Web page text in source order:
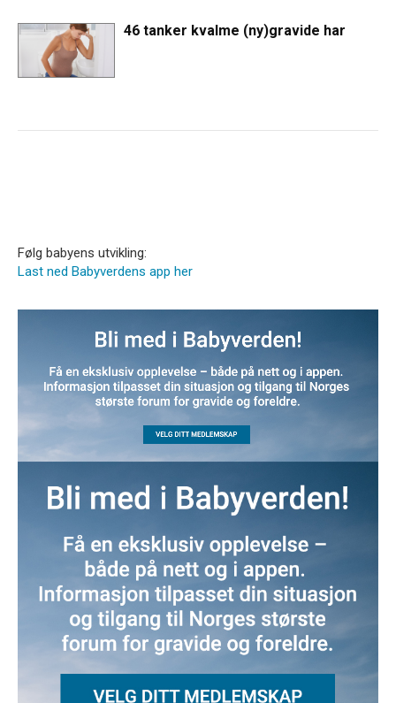
46 tanker kvalme (ny)gravide har
Følg babyens utvikling:
Last ned Babyverdens app her